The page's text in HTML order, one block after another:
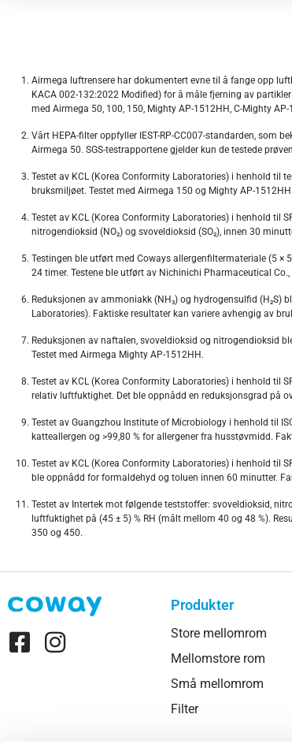
Airmega luftrensere har dokumentert evne til å fange opp
KACA 002-132:2022 Modified) for å måle fjerning av
med Airmega 50, 100, 150, Mighty AP-1512HH, C-Mighty
Vårt HEPA-filter oppfyller IEST-RP-CC007-standarden, som
Airmega 50. SGS-testrapportene gjelder kun de testede
Testet av KCL (Korea Conformity Laboratories) i henhold til
bruksmiljøet. Testet med Airmega 150 og Mighty AP-1512HH.
Testet av KCL (Korea Conformity Laboratories) i henhold til
nitrogendioksid (NO₂) og svoveldioksid (SO₂), innen 30
Testingen ble utført med Coways allergenfiltermateriale (5 ×
24 timer. Testene ble utført av Nichinichi Pharmaceutical
Reduksjonen av ammoniakk (NH₃) og hydrogensulfid
Laboratories). Faktiske resultater kan variere avhengig av
Reduksjonen av naftalen, svoveldioksid og nitrogendioksid
Testet med Airmega Mighty AP-1512HH.
Testet av KCL (Korea Conformity Laboratories) i henhold til
relativ luftfuktighet. Det ble oppnådd en reduksjonsgrad på
Testet av Guangzhou Institute of Microbiology i henhold til
katteallergen og >99,80 % for allergener fra husstøvmidd.
Testet av KCL (Korea Conformity Laboratories) i henhold til
ble oppnådd for formaldehyd og toluen innen 60 minutter.
Testet av Intertek mot følgende teststoffer: svoveldioksid,
luftfuktighet på (45 ± 5) % RH (målt mellom 40 og 48 %).
350 og 450.
Produkter
Store mellomrom
Mellomstore rom
Små mellomrom
Filter